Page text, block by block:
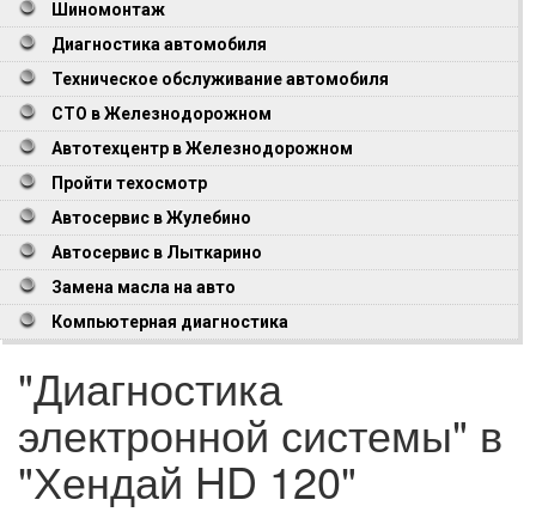
Шиномонтаж
Диагностика автомобиля
Техническое обслуживание автомобиля
СТО в Железнодорожном
Автотехцентр в Железнодорожном
Пройти техосмотр
Автосервис в Жулебино
Автосервис в Лыткарино
Замена масла на авто
Компьютерная диагностика
"Диагностика
электронной системы" в
"Хендай HD 120"